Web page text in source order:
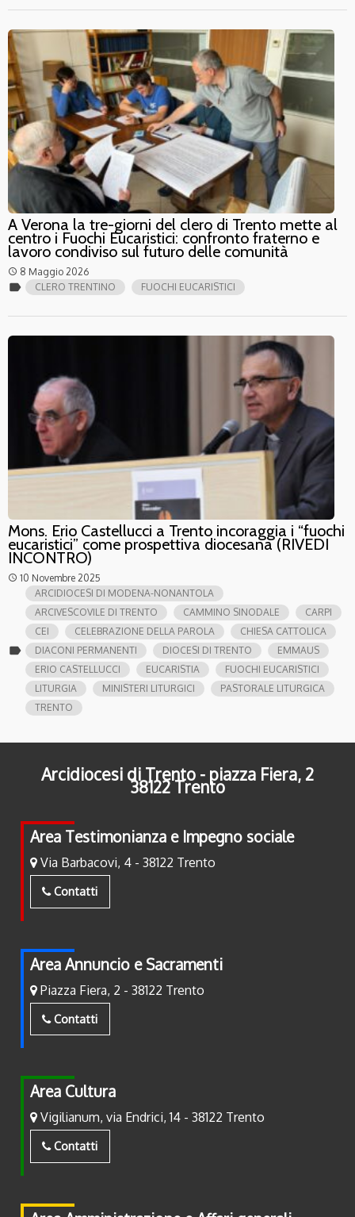
A Verona la tre-giorni del clero di Trento mette al
centro i Fuochi Eucaristici: confronto fraterno e
lavoro condiviso sul futuro delle comunità
access_time 8 Maggio 2026
label CLERO TRENTINO FUOCHI EUCARISTICI
Mons. Erio Castellucci a Trento incoraggia i “fuochi
eucaristici” come prospettiva diocesana (RIVEDI
INCONTRO)
access_time 10 Novembre 2025
label
ARCIDIOCESI DI MODENA-NONANTOLA
ARCIVESCOVILE DI TRENTO
CAMMINO SINODALE
CARPI
CEI
CELEBRAZIONE DELLA PAROLA
CHIESA CATTOLICA
DIACONI PERMANENTI
DIOCESI DI TRENTO
EMMAUS
ERIO CASTELLUCCI
EUCARISTIA
FUOCHI EUCARISTICI
LITURGIA
MINISTERI LITURGICI
PASTORALE LITURGICA
TRENTO
Arcidiocesi di Trento - piazza Fiera, 2
38122 Trento
Area Testimonianza e Impegno sociale
Via Barbacovi, 4 - 38122 Trento
Contatti
Area Annuncio e Sacramenti
Piazza Fiera, 2 - 38122 Trento
Contatti
Area Cultura
Vigilianum, via Endrici, 14 - 38122 Trento
Contatti